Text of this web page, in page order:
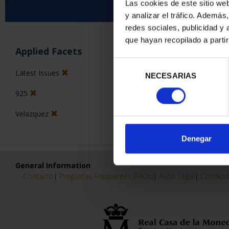
Las cookies de este sitio
y analizar el tráfico.
redes sociales, publicidad y
que hayan recopilado a
consentimiento
NECESARIAS
Denegar
Applied Facets
Latest Issues
925
Velazquez
0 Products found
General Information
Contacto | Preguntas Frequentes (FAQs)| Aviso Legal |